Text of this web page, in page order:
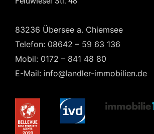
83236 Übersee a. Chiemsee
Telefon: 08642 – 59 63 136
Mobil: 0172 – 841 48 80
E-Mail: info@landler-immobilien.de